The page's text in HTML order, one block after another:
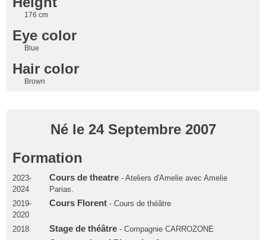
176 cm
Eye color
Blue
Hair color
Brown
Né le 24 Septembre 2007
Formation
2023-
2024
Cours de theatre- Ateliers d'Amelie avec Amelie
Parias.
2019-
2020
Cours Florent- Cours de théâtre
2018 Stage de théâtre- Compagnie CARROZONE